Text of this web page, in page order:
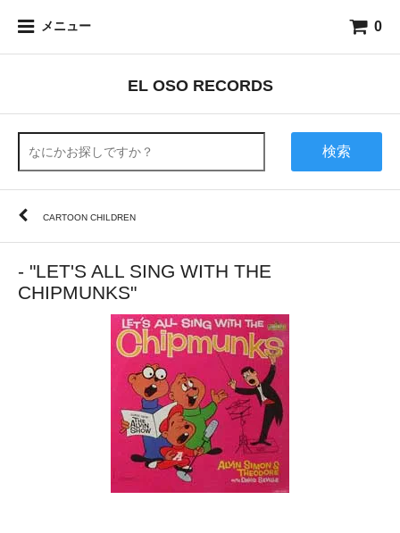
メニュー 0
EL OSO RECORDS
検索
CARTOON CHILDREN
- "LET'S ALL SING WITH THE
CHIPMUNKS"